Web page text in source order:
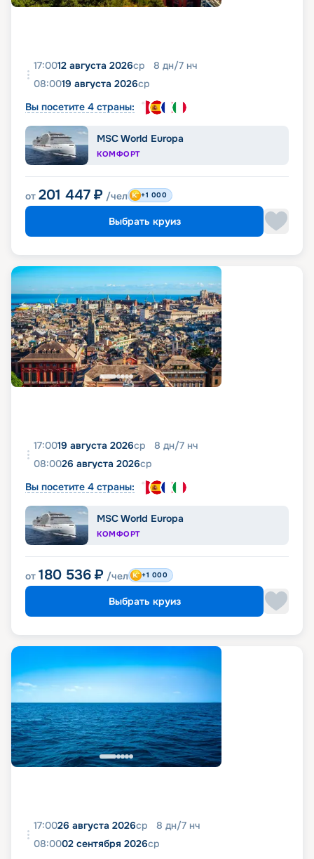
17:0012 августа 2026ср 8 дн/7 нч
08:0019 августа 2026ср
Вы посетите 4 страны:
MSC World Europa
КОМФОРТ
от 201 447 ₽ /чел +1 000
Выбрать круиз
17:0019 августа 2026ср 8 дн/7 нч
08:0026 августа 2026ср
Вы посетите 4 страны:
MSC World Europa
КОМФОРТ
от 180 536 ₽ /чел +1 000
Выбрать круиз
17:0026 августа 2026ср 8 дн/7 нч
08:0002 сентября 2026ср